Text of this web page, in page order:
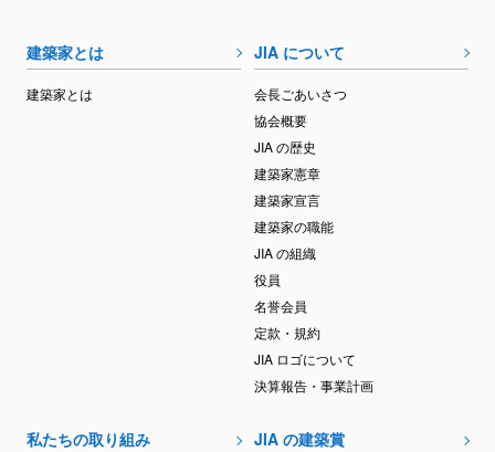
建築家とは
建築家とは
JIA について
会長ごあいさつ
協会概要
JIA の歴史
建築家憲章
建築家宣言
建築家の職能
JIA の組織
役員
名誉会員
定款・規約
JIA ロゴについて
決算報告・事業計画
私たちの取り組み JIA の建築賞